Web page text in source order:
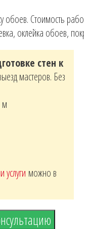
оклейка обоев,
стен к
мастеров. Без
м
можно в